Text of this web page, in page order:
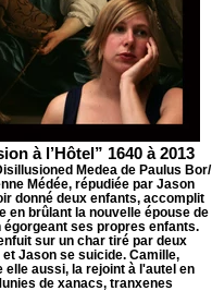
à l’Hôtel” 1640 à 2013
Medea de Paulus Bor/
Médée, répudiée par Jason
donné deux enfants, accomplit
en brûlant la nouvelle épouse de
égorgeant ses propres enfants.
sur un char tiré par deux
Jason se suicide. Camille,
elle aussi, la rejoint à l'autel en
de xanacs, tranxenes